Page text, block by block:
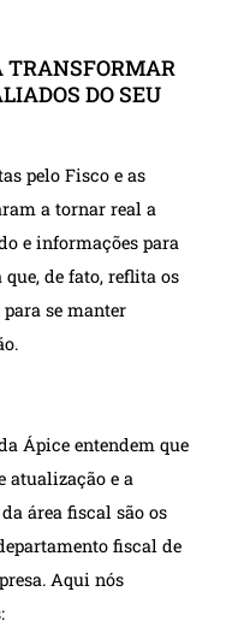
TRANSFORMAR
DO SEU
pelo Fisco e as
a tornar real a
e informações para
de fato, reflita os
se manter
Ápice entendem que
atualização e a
área fiscal são os
fiscal de
Aqui nós